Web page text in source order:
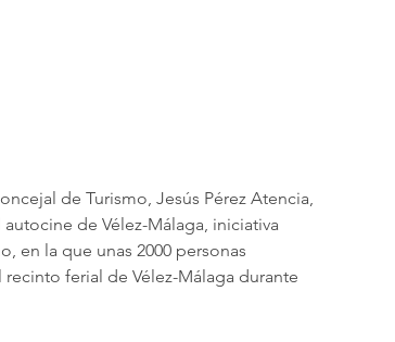
de Turismo, Jesús Pérez Atencia,
de Vélez-Málaga, iniciativa
en la que unas 2000 personas
ferial de Vélez-Málaga durante